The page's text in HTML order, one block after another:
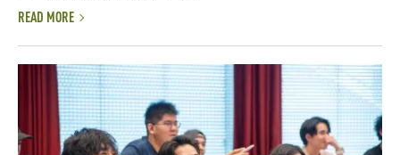
READ MORE